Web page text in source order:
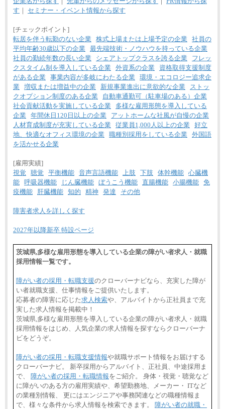
総合職 月給224,500～242,600円＋地域手当
※詳細はJTBキャリアサイトよりご確認ください。
＜有期社員コース＞
■(株)JTBビジネストランスフォーム
有期契約職 月給185,000～195,000円
※詳細はJTBキャリアサイトよりご確認ください。
■(株)JTBパブリッシング ※2027年新卒募集終了
総合職 月給241,000円
中途：
①月給227,000円以上
②月給212,000円以上
③月給172,500円以上
④月給23万円～37万円
⑤月給20万円～25万円
⑥月給33万円～48万円
⑦月給271,000円以上
⑧～⑮月給200,000円〜月給400,000円
⑲東京：月給202,000 円以上 、京都：月給193,000 円
以上
⑳月給205,000円以上
㉑月給185,000 円以上
㉓月給224,500円以上
異なります
※試用期間中も給与に変更はございません。
す ｜ セミナー・イベント情報から探す
[チェックポイント]
転居を伴う転勤のない企業 株式上場または上場予定の企業 社員の
平均年齢30歳以下の企業 最先端技術・ノウハウを持っている企業
社員の勤続年数の長い企業
シェアトップクラスを誇る企業
フレッ
クスタイム制を導入している企業 外資系の企業
資格取得支援制度
がある企業 事業内容が多岐にわたる企業 環境・エコロジー追求企
業 増収または増益中の企業 新規事業進出に意欲的な企業
ストッ
クオプション制度のある企業
自動車通勤可（駐車場のある）企業
社会貢献活動を実施している企業
多様な雇用形態を導入している
企業 年間休日120日以上の企業
アットホームな社風が自慢の企業
人材育成制度が充実している企業 従業員1,000人以上の企業 好立
地、快適なオフィス環境の企業 職種別採用をしている企業 外国語
を活かせる企業
[雇用実績]
視覚
聴覚 平衡機能 音声言語機能 上肢 下肢 体幹機能 心臓機
能 呼吸器機能 じん臓機能 ぼうこう機能 直腸機能 小腸機能 免
疫機能
肝臓機能 知的 精神 発達 その他
障害者求人を詳しく探す
2027年以降新卒 特設ページ
茨城県,多様な雇用形態を導入している企業の障がい者求人・就職
採用情報一覧です。
障がい者の採用・転職支援のクローバーナビなら、充実した障が
い者就職支援、仕事情報をご提供いたします。
応募者の障害に応じた求人検索や、アルバイトから正社員まで充
実した求人情報を掲載中！
茨城県,多様な雇用形態を導入している企業の障がい者求人・就職
採用情報をはじめ、人気企業の求人情報を探すならクローバーナ
ビをどうぞ。
障がい者の採用・転職支援情報や就職サポート情報をお届けする
クローバーナビ。 新卒採用からアルバイト、正社員、中途採用ま
で、 障がい者の採用・転職情報をご紹介。 身体・視覚・聴覚など
に障がいのある方の雇用実績や、希望勤務地、メーカー・ ITなど
の業種別情報、 更にはエンジニアや事務関連などの職種情報ま
で、様々な条件から求人情報を検索できます。 障がい者の就職・